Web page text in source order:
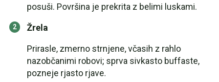
posuši. Površina je prekrita z belimi luskami.
Žrela
Prirasle, zmerno strnjene, včasih z rahlo
nazobčanimi robovi; sprva sivkasto buffaste,
pozneje rjasto rjave.